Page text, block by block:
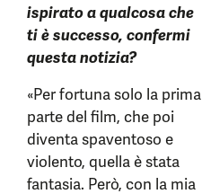
ispirato a qualcosa che
ti è successo, confermi
questa notizia?
«Per fortuna solo la prima
parte del film, che poi
diventa spaventoso e
violento, quella è stata
fantasia. Però, con la mia